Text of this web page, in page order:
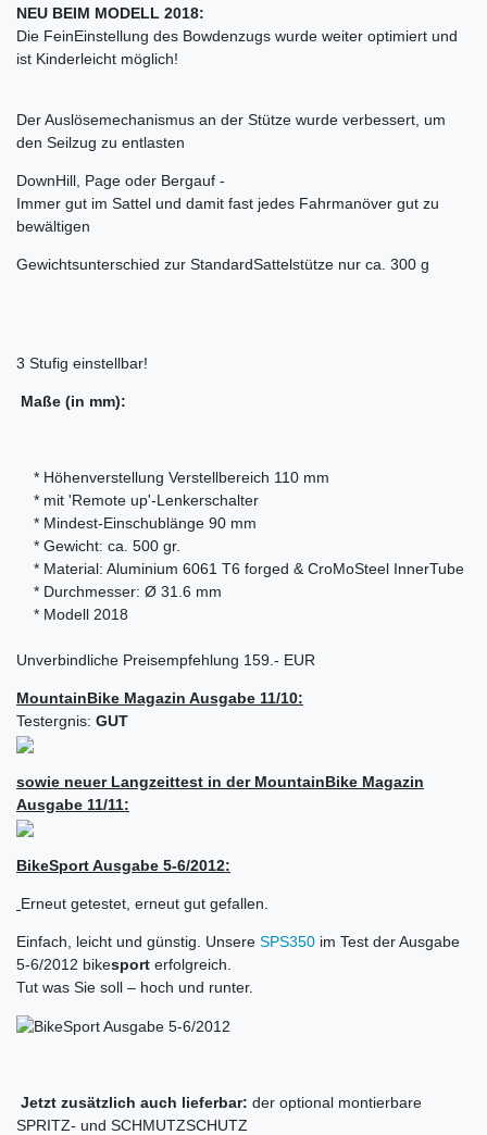
NEU BEIM MODELL 2018:
Die FeinEinstellung des Bowdenzugs wurde weiter optimiert und
ist Kinderleicht möglich!
Der Auslösemechanismus an der Stütze wurde verbessert, um
den Seilzug zu entlasten
DownHill, Page oder Bergauf -
Immer gut im Sattel und damit fast jedes Fahrmanöver gut zu
bewältigen
Gewichtsunterschied zur StandardSattelstütze nur ca. 300 g
3 Stufig einstellbar!
Maße (in mm):
* Höhenverstellung Verstellbereich 110 mm
* mit 'Remote up'-Lenkerschalter
* Mindest-Einschublänge 90 mm
* Gewicht: ca. 500 gr.
* Material: Aluminium 6061 T6 forged & CroMoSteel InnerTube
* Durchmesser: Ø 31.6 mm
* Modell 2018
Unverbindliche Preisempfehlung 159.- EUR
MountainBike Magazin Ausgabe 11/10:
Testergnis: GUT
sowie neuer Langzeittest in der MountainBike Magazin
Ausgabe 11/11:
BikeSport Ausgabe 5-6/2012:
Erneut getestet, erneut gut gefallen.
Einfach, leicht und günstig. Unsere SPS350 im Test der Ausgabe
5-6/2012 bikesport erfolgreich.
Tut was Sie soll – hoch und runter.
Jetzt zusätzlich auch lieferbar: der optional montierbare
SPRITZ- und SCHMUTZSCHUTZ